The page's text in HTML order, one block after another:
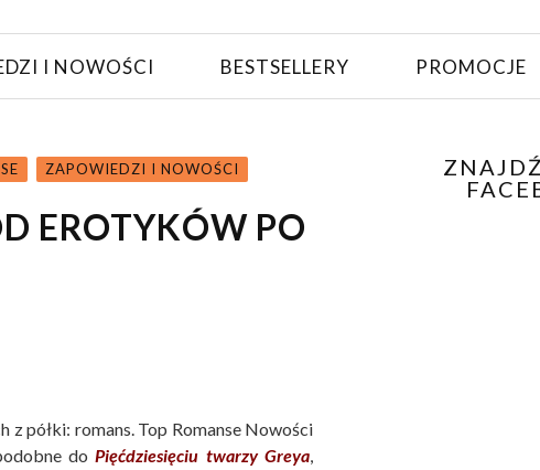
I NOWOŚCI BESTSELLERY PROMOCJE
ZAPOWIEDZI I NOWOŚCI
EROTYKÓW PO
półki: romans. Top Romanse Nowości
doPięćdziesięciu twarzy Greya,